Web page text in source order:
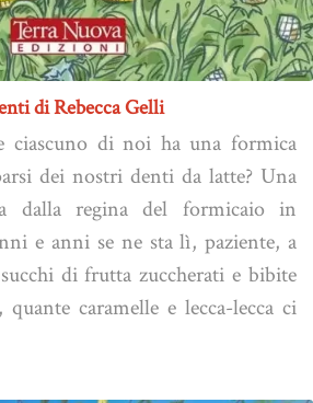
di Rebecca Gelli
ciascuno di noi ha una formica
dei nostri denti da latte? Una
dalla regina del formicaio in
e anni se ne sta lì, paziente, a
di frutta zuccherati e bibite
quante caramelle e lecca-lecca ci